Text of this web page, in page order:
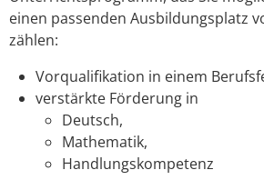
einen passenden Ausbildungsplatz
zählen:
Vorqualifikation in einem
verstärkte Förderung in
Deutsch,
Mathematik,
Handlungskompetenz